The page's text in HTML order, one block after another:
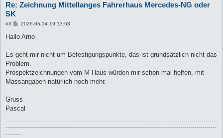
Re: Zeichnung Mittellanges Fahrerhaus Mercedes-NG oder
SK
#3
B
i
a
g
2026-05-14 19:13:53
Hallo Arno
Es geht mir nicht um Befestigungspunkte, das ist grundsätzlich nicht das
Problem.
Prospektzeichnungen vom M-Haus würden mir schon mal helfen, mit
Massangaben natürlich noch mehr.
Gruss
Pascal
----------------------------------------------------------------------------------------------------------
--------